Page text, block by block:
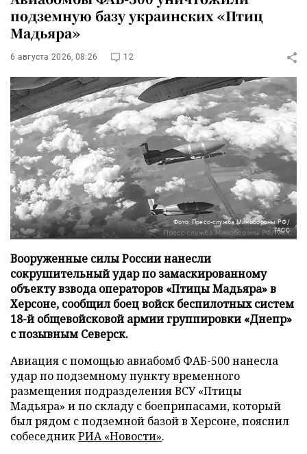
подземную базу украинских «Птиц
Мадьяра»
6 августа 2026, 08:26 12
Фото: Пресс-служба Минобороны РФ/
ТАСС
Вооруженные силы России нанесли
сокрушительный удар по замаскированному
объекту взвода операторов «Птицы Мадьяра» в
Херсоне, сообщил боец войск беспилотных систем
18-й общевойсковой армии группировки «Днепр»
с позывным Северск.
Авиация с помощью авиабомб ФАБ-500 нанесла
удар по подземному пункту временного
размещения подразделения ВСУ «Птицы
Мадьяра» и по складу с боеприпасами, который
был рядом с подземной базой в Херсоне, пояснил
собеседникРИА «Новости».